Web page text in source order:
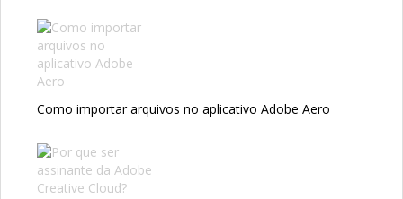
Como importar arquivos no aplicativo Adobe Aero